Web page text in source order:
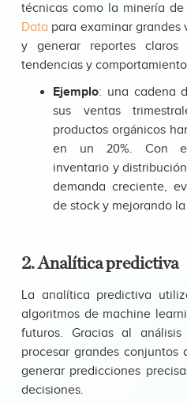
técnicas como la minería
Data para examinar grandes
y generar reportes claros
tendencias y
Ejemplo: una cadena
sus ventas
productos orgánicos
en un 20%. Con
inventario y
demanda creciente,
de stock y mejorando
2. Analítica predictiva
La analítica predictiva
algoritmos de machine
futuros. Gracias al
procesar grandes
generar predicciones
decisiones.